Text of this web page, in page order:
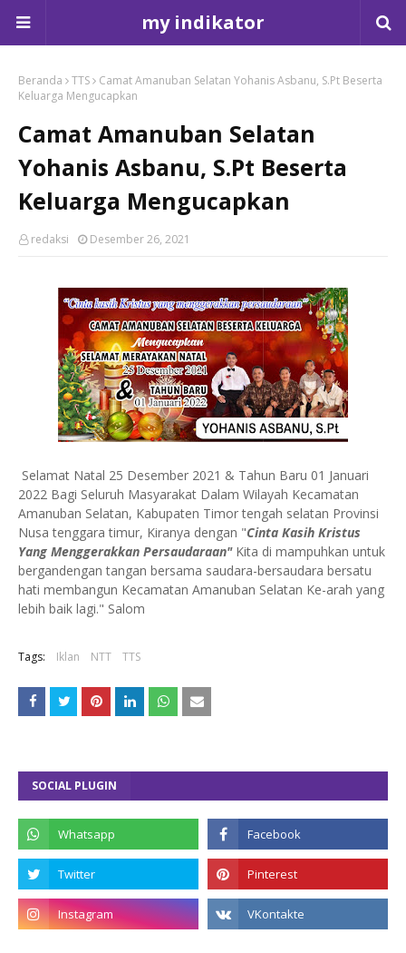
my indikator
Beranda TTS
Camat Amanuban Selatan Yohanis Asbanu, S.Pt Beserta
Keluarga Mengucapkan
Camat Amanuban Selatan
Yohanis Asbanu, S.Pt Beserta
Keluarga Mengucapkan
redaksi Desember 26, 2021
Selamat Natal 25 Desember 2021 & Tahun Baru 01 Januari
2022 Bagi Seluruh Masyarakat Dalam Wilayah Kecamatan
Amanuban Selatan, Kabupaten Timor tengah selatan Provinsi
Nusa tenggara timur, Kiranya dengan "Cinta Kasih Kristus
Yang Menggerakkan Persaudaraan" Kita di mampuhkan untuk
bergandengan tangan bersama saudara-bersaudara bersatu
hati membangun Kecamatan Amanuban Selatan Ke-arah yang
lebih baik lagi." Salom
Tags: Iklan NTT TTS
SOCIAL PLUGIN